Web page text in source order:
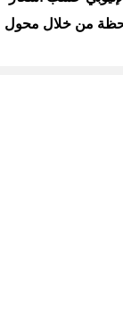
لحظة من خلال محول